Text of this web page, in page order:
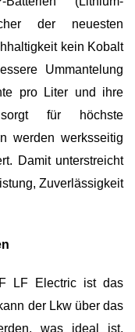
der neuesten
kein Kobalt
Ummantelung
pro Liter und ihre
sorgt für höchste
werden werksseitig
Damit unterstreicht
Zuverlässigkeit
LF Electric ist das
der Lkw über das
was ideal ist,